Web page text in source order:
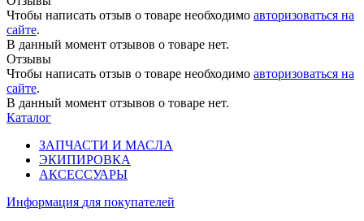
Чтобы написать отзыв о товаре необходимо авторизоваться на
сайте.
В данный момент отзывов о товаре нет.
Отзывы
Чтобы написать отзыв о товаре необходимо авторизоваться на
сайте.
В данный момент отзывов о товаре нет.
Каталог
ЗАПЧАСТИ И МАСЛА
ЭКИПИРОВКА
АКСЕССУАРЫ
Информация для покупателей